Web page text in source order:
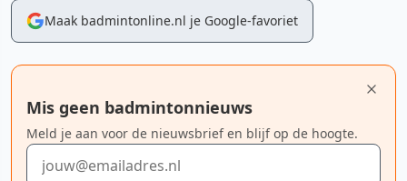
Maak badmintonline.nl je Google-favoriet
Mis geen badmintonnieuws
Meld je aan voor de nieuwsbrief en blijf op de hoogte.
E-mailadres